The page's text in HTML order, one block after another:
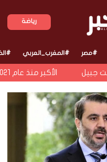
رياضة
#مصر #المغرب_العربي
الأكبر منذ عام 2021.. ما هو معروف عن أزمة المهاجرين في سبتة